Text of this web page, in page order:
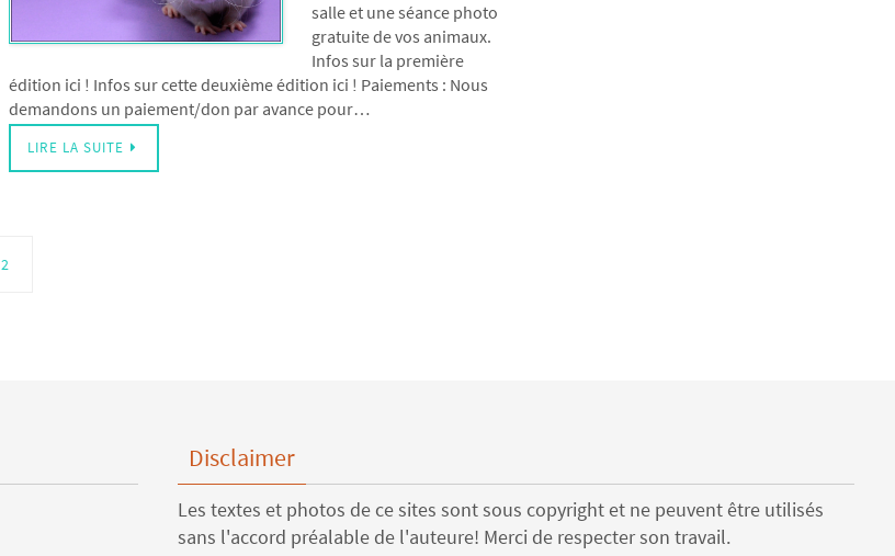
salle et une séance photo
gratuite de vos animaux.
Infos sur la première
édition ici ! Infos sur cette deuxième édition ici ! Paiements : Nous
demandons un paiement/don par avance pour…
LIRE LA SUITE
2
Disclaimer
Les textes et photos de ce sites sont sous copyright et ne peuvent être utilisés
sans l'accord préalable de l'auteure! Merci de respecter son travail.